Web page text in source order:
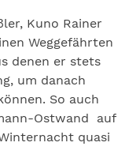
Kuno Rainer
Weggefährten
denen er stets
um danach
So auch
Ostwand auf
quasi